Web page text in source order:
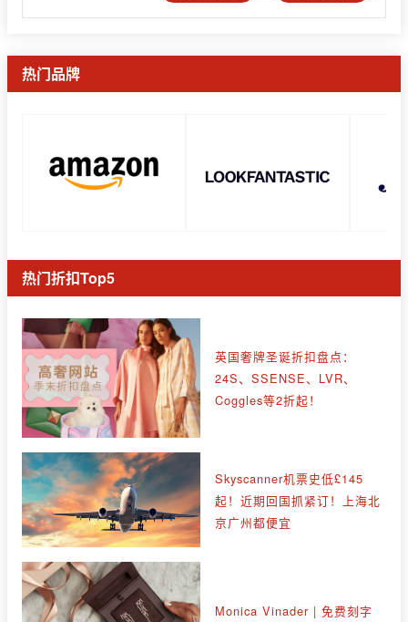
热门品牌
热门折扣Top5
英国奢牌圣诞折扣盘点：
24S、SSENSE、LVR、
Coggles等2折起！
Skyscanner机票史低£145
起！近期回国抓紧订！上海北
京广州都便宜
Monica Vinader | 免费刻字